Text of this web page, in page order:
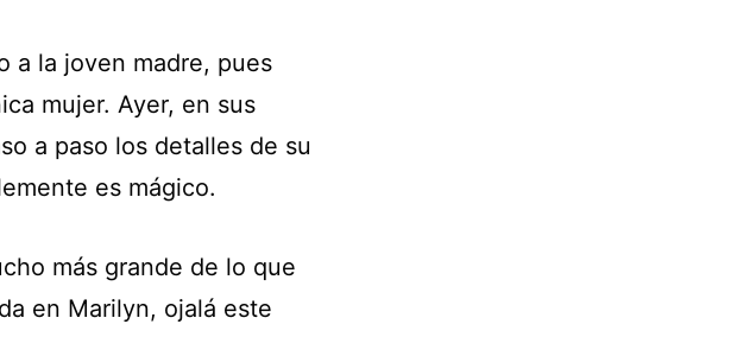
a la joven madre, pues
mujer. Ayer, en sus
a paso los detalles de su
es mágico.
más grande de lo que
en Marilyn, ojalá este